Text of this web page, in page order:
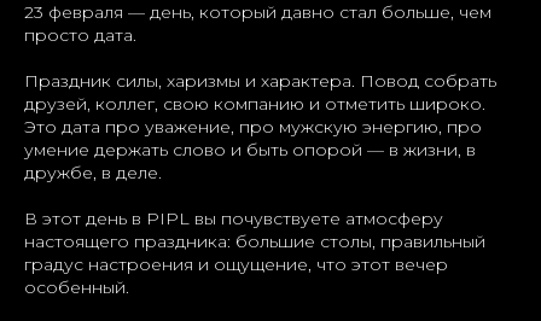
23 февраля — день, который давно стал больше, чем
просто дата.
Праздник силы, харизмы и характера. Повод собрать
друзей, коллег, свою компанию и отметить широко.
Это дата про уважение, про мужскую энергию, про
умение держать слово и быть опорой — в жизни, в
дружбе, в деле.
В этот день в PIPL вы почувствуете атмосферу
настоящего праздника: большие столы, правильный
градус настроения и ощущение, что этот вечер
особенный.